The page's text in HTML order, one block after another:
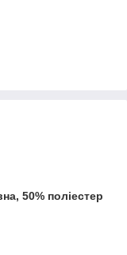
50% поліестер